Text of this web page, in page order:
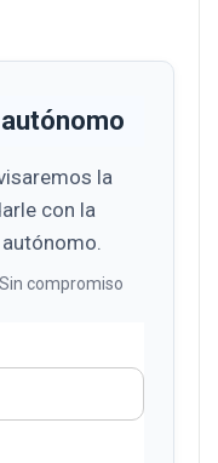
la
con la
compromiso